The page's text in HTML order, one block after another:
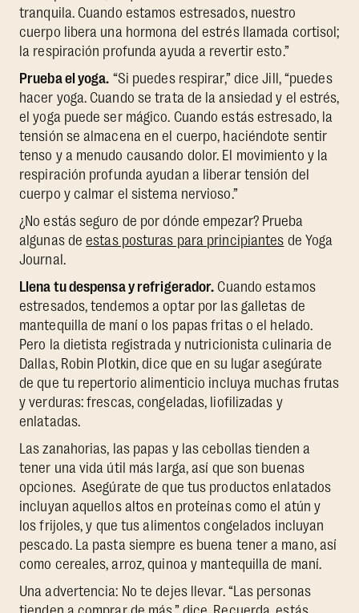
tranquila. Cuando estamos estresados, nuestro
cuerpo libera una hormona del estrés llamada cortisol;
la respiración profunda ayuda a revertir esto.”
Prueba el yoga. “Si puedes respirar,” dice Jill, “puedes
hacer yoga. Cuando se trata de la ansiedad y el estrés,
el yoga puede ser mágico. Cuando estás estresado, la
tensión se almacena en el cuerpo, haciéndote sentir
tenso y a menudo causando dolor. El movimiento y la
respiración profunda ayudan a liberar tensión del
cuerpo y calmar el sistema nervioso.”
¿No estás seguro de por dónde empezar? Prueba
algunas deestas posturas para principiantes de Yoga
Journal.
Llena tu despensa y refrigerador. Cuando estamos
estresados, tendemos a optar por las galletas de
mantequilla de maní o los papas fritas o el helado.
Pero la dietista registrada y nutricionista culinaria de
Dallas, Robin Plotkin, dice que en su lugar asegúrate
de que tu repertorio alimenticio incluya muchas frutas
y verduras: frescas, congeladas, liofilizadas y
enlatadas.
Las zanahorias, las papas y las cebollas tienden a
tener una vida útil más larga, así que son buenas
opciones. Asegúrate de que tus productos enlatados
incluyan aquellos altos en proteínas como el atún y
los frijoles, y que tus alimentos congelados incluyan
pescado. La pasta siempre es buena tener a mano, así
como cereales, arroz, quinoa y mantequilla de maní.
Una advertencia: No te dejes llevar. “Las personas